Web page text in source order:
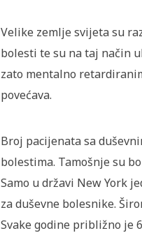
Velike zemlje svijeta su
bolesti te su na taj način
zato mentalno
povećava.
Broj pacijenata sa
bolestima. Tamošnje su
Samo u državi New York
za duševne bolesnike.
Svake godine približno je